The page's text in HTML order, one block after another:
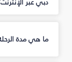
ما هي مدة